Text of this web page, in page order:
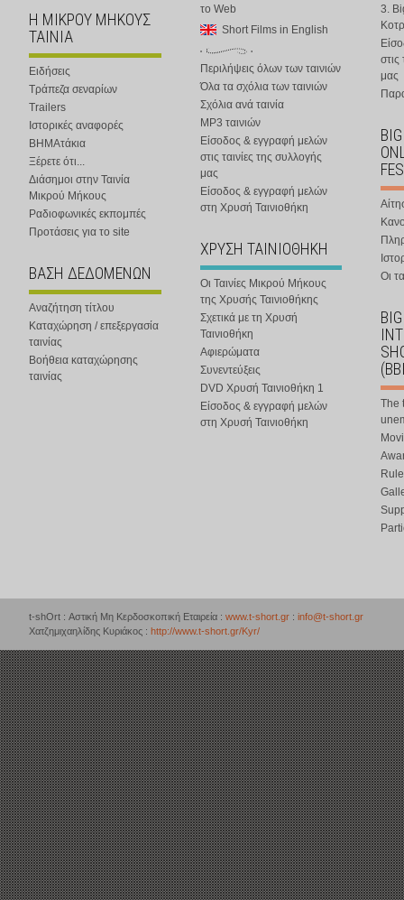
Η ΜΙΚΡΟΥ ΜΗΚΟΥΣ
ΤΑΙΝΙΑ
Ειδήσεις
Τράπεζα σεναρίων
Trailers
Ιστορικές αναφορές
ΒΗΜΑτάκια
Ξέρετε ότι...
Διάσημοι στην Ταινία
Μικρού Μήκους
Ραδιοφωνικές εκπομπές
Προτάσεις για το site
ΒΑΣΗ ΔΕΔΟΜΕΝΩΝ
Αναζήτηση τίτλου
Καταχώρηση / επεξεργασία
ταινίας
Βοήθεια καταχώρησης
ταινίας
το Web
Short Films in English
Περιλήψεις όλων των ταινιών
Όλα τα σχόλια των ταινιών
Σχόλια ανά ταινία
MP3 ταινιών
Είσοδος & εγγραφή μελών
στις ταινίες της συλλογής
μας
Είσοδος & εγγραφή μελών
στη Χρυσή Ταινιοθήκη
ΧΡΥΣΗ ΤΑΙΝΙΟΘΗΚΗ
Οι Ταινίες Μικρού Μήκους
της Χρυσής Ταινιοθήκης
Σχετικά με τη Χρυσή
Ταινιοθήκη
Αφιερώματα
Συνεντεύξεις
DVD Χρυσή Ταινιοθήκη 1
Είσοδος & εγγραφή μελών
στη Χρυσή Ταινιοθήκη
3.
στις
μας
Οι
The
t-shOrt : Αστική Μη Κερδοσκοπική Εταιρεία : www.t-short.gr : info@t-short.gr
Χατζημιχαηλίδης Κυριάκος : http://www.t-short.gr/Kyr/